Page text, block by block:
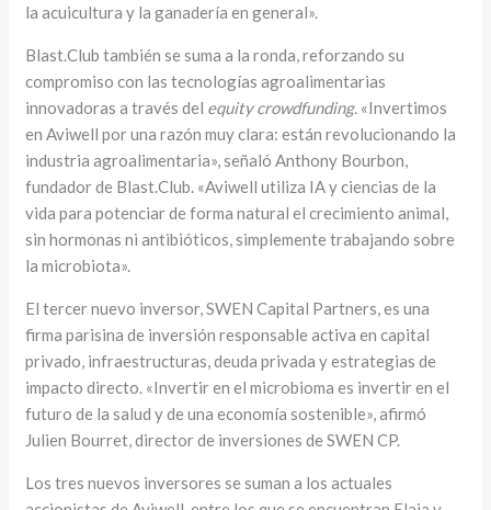
la acuicultura y la ganadería en general».
Blast.Club también se suma a la ronda, reforzando su
compromiso con las tecnologías agroalimentarias
innovadoras a través del equity crowdfunding. «Invertimos
en Aviwell por una razón muy clara: están revolucionando la
industria agroalimentaria», señaló Anthony Bourbon,
fundador de Blast.Club. «Aviwell utiliza IA y ciencias de la
vida para potenciar de forma natural el crecimiento animal,
sin hormonas ni antibióticos, simplemente trabajando sobre
la microbiota».
El tercer nuevo inversor, SWEN Capital Partners, es una
firma parisina de inversión responsable activa en capital
privado, infraestructuras, deuda privada y estrategias de
impacto directo. «Invertir en el microbioma es invertir en el
futuro de la salud y de una economía sostenible», afirmó
Julien Bourret, director de inversiones de SWEN CP.
Los tres nuevos inversores se suman a los actuales